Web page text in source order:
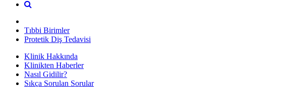
Tıbbi Birimler
Protetik Diş Tedavisi
Klinik Hakkında
Klinikten Haberler
Nasıl Gidilir?
Sıkça Sorulan Sorular